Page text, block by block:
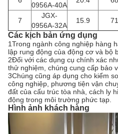
0956A-40A
7
JGX-
0956A-32A
15.9
Các kịch bản ứng dụng
1Trong ngành công nghiệp hàng
lập rung động của động cơ và bộ
2Đối với các dụng cụ chính xác
thử nghiệm, chúng cung cấp bảo
3Chúng cũng áp dụng cho kiểm
công nghiệp, phương tiện vận
đất của cấu trúc tòa nhà, cách ly
động trong môi trường phức tạp.
Hình ảnh khách hàng